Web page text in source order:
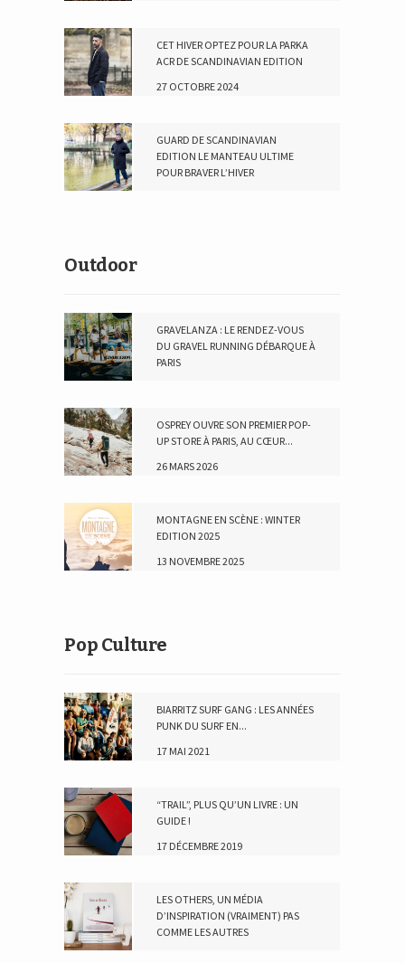
CET HIVER OPTEZ POUR LA PARKA
ACR DE SCANDINAVIAN EDITION
27 OCTOBRE 2024
GUARD DE SCANDINAVIAN
EDITION LE MANTEAU ULTIME
POUR BRAVER L’HIVER
Outdoor
GRAVELANZA : LE RENDEZ-VOUS
DU GRAVEL RUNNING DÉBARQUE À
PARIS
OSPREY OUVRE SON PREMIER POP-
UP STORE À PARIS, AU CŒUR...
26 MARS 2026
MONTAGNE EN SCÈNE : WINTER
EDITION 2025
13 NOVEMBRE 2025
Pop Culture
BIARRITZ SURF GANG : LES ANNÉES
PUNK DU SURF EN...
17 MAI 2021
“TRAIL”, PLUS QU’UN LIVRE : UN
GUIDE !
17 DÉCEMBRE 2019
LES OTHERS, UN MÉDIA
D’INSPIRATION (VRAIMENT) PAS
COMME LES AUTRES